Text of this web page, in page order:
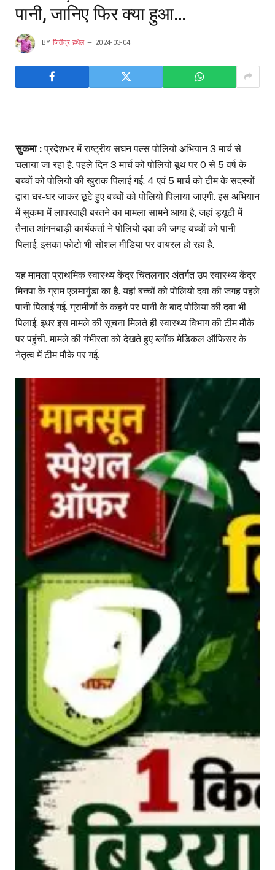
पानी, जानिए फिर क्या हुआ…
BY जितेंद्र हथेल 2024-03-04
सुकमा :प्रदेशभर में राष्ट्रीय सघन पल्स पोलियो अभियान 3 मार्च से
चलाया जा रहा है. पहले दिन 3 मार्च को पोलियो बूथ पर 0 से 5 वर्ष के
बच्चों को पोलियो की खुराक पिलाई गई. 4 एवं 5 मार्च को टीम के सदस्यों
द्वारा घर-घर जाकर छूटे हुए बच्चों को पोलियो पिलाया जाएगी. इस अभियान
में सुकमा में लापरवाही बरतने का मामला सामने आया है, जहां ड्यूटी में
तैनात आंगनबाड़ी कार्यकर्ता ने पोलियो दवा की जगह बच्चों को पानी
पिलाई. इसका फोटो भी सोशल मीडिया पर वायरल हो रहा है.
यह मामला प्राथमिक स्वास्थ्य केंद्र चिंतलनार अंतर्गत उप स्वास्थ्य केंद्र
मिनपा के ग्राम एलमागुंडा का है. यहां बच्चों को पोलियो दवा की जगह पहले
पानी पिलाई गई. ग्रामीणों के कहने पर पानी के बाद पोलिया की दवा भी
पिलाई. इधर इस मामले की सूचना मिलते ही स्वास्थ्य विभाग की टीम मौके
पर पहुंची. मामले की गंभीरता को देखते हुए ब्लॉक मेडिकल ऑफिसर के
नेतृत्व में टीम मौके पर गई.